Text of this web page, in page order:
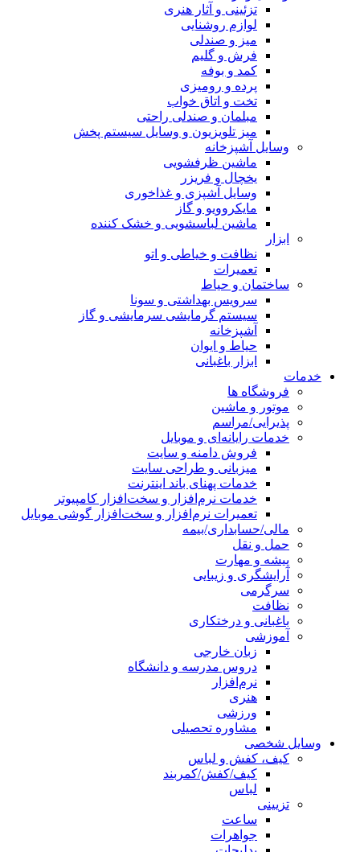
تزئینی و آثار هنری
لوازم روشنایی
میز و صندلی
فرش و گلیم
کمد و بوفه
پرده و رومیزی
تخت و اتاق خواب
مبلمان و صندلی راحتی
میز تلویزیون و وسایل سیستم پخش
وسایل آشپزخانه
ماشین ظرفشویی
یخچال و فریزر
وسایل آشپزی و غذاخوری
مایکروویو و گاز
ماشین لباسشویی و خشک کننده
ابزار
نظافت و خیاطی و اتو
تعمیرات
ساختمان و حیاط
سرویس بهداشتی و سونا
سیستم گرمایشی سرمایشی و گاز
آشپزخانه
حیاط و ایوان
ابزار باغبانی
خدمات
فروشگاه ها
موتور و ماشین
پذیرایی/مراسم
خدمات رایانه‌ای و موبایل
فروش دامنه و سایت
میزبانی و طراحی سایت
خدمات پهنای باند اینترنت
خدمات نرم‌افزار و سخت‌افزار کامپیوتر
تعمیرات نرم‌افزار و سخت‌افزار گوشی موبایل
مالی/حسابداری/بیمه
حمل و نقل
پیشه و مهارت
آرایشگری و زیبایی
سرگرمی
نظافت
باغبانی و درختکاری
آموزشی
زبان خارجی
دروس مدرسه و دانشگاه
نرم‌افزار
هنری
ورزشی
مشاوره تحصیلی
وسایل شخصی
کیف، کفش و لباس
کیف/کفش/کمربند
لباس
تزیینی
ساعت
جواهرات